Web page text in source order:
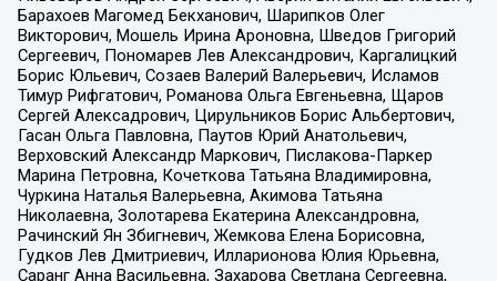
Барахоев Магомед Бекханович, Шарипков Олег
Викторович, Мошель Ирина Ароновна, Шведов Григорий
Сергеевич, Пономарев Лев Александрович, Каргалицкий
Борис Юльевич, Созаев Валерий Валерьевич, Исламов
Тимур Рифгатович, Романова Ольга Евгеньевна, Щаров
Сергей Алексадрович, Цирульников Борис Альбертович,
Гасан Ольга Павловна, Паутов Юрий Анатольевич,
Верховский Александр Маркович, Пислакова-Паркер
Марина Петровна, Кочеткова Татьяна Владимировна,
Чуркина Наталья Валерьевна, Акимова Татьяна
Николаевна, Золотарева Екатерина Александровна,
Рачинский Ян Збигневич, Жемкова Елена Борисовна,
Гудков Лев Дмитриевич, Илларионова Юлия Юрьевна,
Саранг Анна Васильевна, Захарова Светлана Сергеевна,